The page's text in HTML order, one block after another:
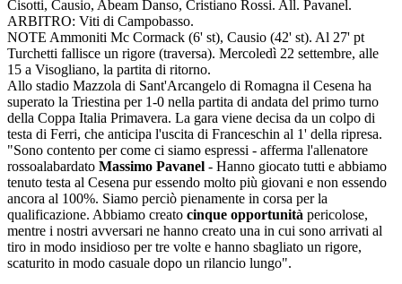
Cisotti, Causio, Abeam Danso, Cristiano Rossi. All. Pavanel.
ARBITRO: Viti di Campobasso.
NOTE Ammoniti Mc Cormack (6' st), Causio (42' st). Al 27' pt
Turchetti fallisce un rigore (traversa). Mercoledì 22 settembre, alle
15 a Visogliano, la partita di ritorno.
Allo stadio Mazzola di Sant'Arcangelo di Romagna il Cesena ha
superato la Triestina per 1-0 nella partita di andata del primo turno
della Coppa Italia Primavera. La gara viene decisa da un colpo di
testa di Ferri, che anticipa l'uscita di Franceschin al 1' della ripresa.
"Sono contento per come ci siamo espressi - afferma l'allenatore
rossoalabardato Massimo Pavanel - Hanno giocato tutti e abbiamo
tenuto testa al Cesena pur essendo molto più giovani e non essendo
ancora al 100%. Siamo perciò pienamente in corsa per la
qualificazione. Abbiamo creato cinque opportunità pericolose,
mentre i nostri avversari ne hanno creato una in cui sono arrivati al
tiro in modo insidioso per tre volte e hanno sbagliato un rigore,
scaturito in modo casuale dopo un rilancio lungo".